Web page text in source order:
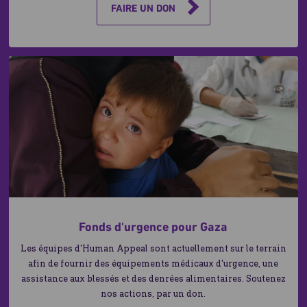
FAIRE UN DON
Fonds d'urgence pour Gaza
Les équipes d'Human Appeal sont actuellement sur le terrain
afin de fournir des équipements médicaux d'urgence, une
assistance aux blessés et des denrées alimentaires. Soutenez
nos actions, par un don.